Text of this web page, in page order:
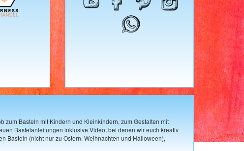
zum Basteln mit Kindern und Kleinkindern, zum Gestalten mit
Bastelanleitungen inklusive Video, bei denen wir euch kreativ
Basteln (nicht nur zu Ostern, Weihnachten und Halloween),